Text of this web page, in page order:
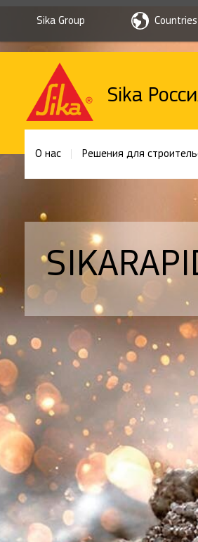
Sika Group Countries
Sika
О нас Решения для